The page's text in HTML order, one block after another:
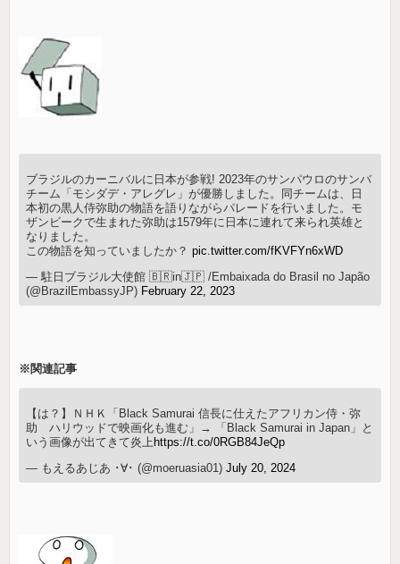
ブラジルのカーニバルに日本が参戦! 2023年のサンパウロのサンバ
チーム「モシダデ・アレグレ」が優勝しました。同チームは、日
本初の黒人侍弥助の物語を語りながらパレードを行いました。モ
ザンビークで生まれた弥助は1579年に日本に連れて来られ英雄と
なりました。
この物語を知っていましたか？pic.twitter.com/fKVFYn6xWD
— 駐日ブラジル大使館 🇧🇷in🇯🇵 /Embaixada do Brasil no Japão
(@BrazilEmbassyJP) February 22, 2023
※関連記事
【は？】ＮＨＫ「Black Samurai 信長に仕えたアフリカン侍・弥
助 ハリウッドで映画化も進む」→ 「Black Samurai in Japan」と
いう画像が出てきて炎上 https://t.co/0RGB84JeQp
— もえるあじあ ･∀･ (@moeruasia01)July 20, 2024